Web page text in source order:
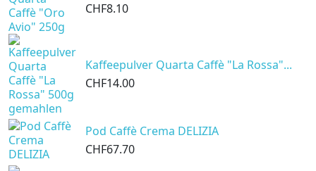
CHF8.10
Kaffeepulver Quarta Caffè "La Rossa"...
CHF14.00
Pod Caffè Crema DELIZIA
CHF67.70